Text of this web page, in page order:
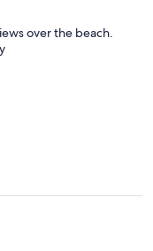
over the beach.